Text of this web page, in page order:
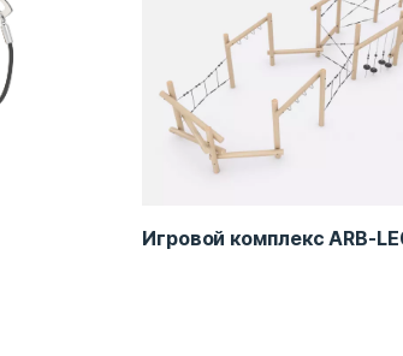
Игровой комплекс ARB-